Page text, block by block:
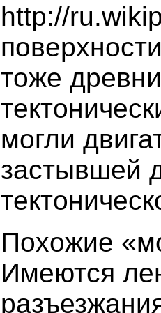
http://
тоже
могли
застывшей
Похожие
Имеются